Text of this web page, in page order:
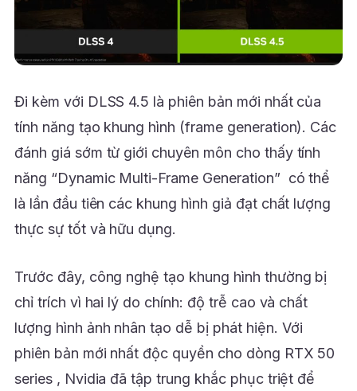
Đi kèm với DLSS 4.5 là phiên bản mới nhất của
tính năng tạo khung hình (frame generation). Các
đánh giá sớm từ giới chuyên môn cho thấy tính
năng “Dynamic Multi-Frame Generation” có thể
là lần đầu tiên các khung hình giả đạt chất lượng
thực sự tốt và hữu dụng.
Trước đây, công nghệ tạo khung hình thường bị
chỉ trích vì hai lý do chính: độ trễ cao và chất
lượng hình ảnh nhân tạo dễ bị phát hiện. Với
phiên bản mới nhất độc quyền cho dòng RTX 50
series , Nvidia đã tập trung khắc phục triệt để